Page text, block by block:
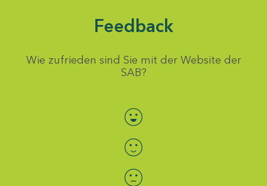
Feedback
Wie zufrieden sind Sie mit der Website der
SAB?
Bewertung auswählen